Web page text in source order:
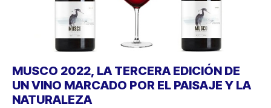
MUSCO 2022, LA TERCERA EDICIÓN DE
UN VINO MARCADO POR EL PAISAJE Y LA
NATURALEZA